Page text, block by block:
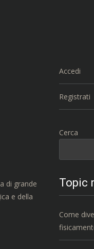
di grande
e della
Accedi
Registrati
Cerca
Topic
Come